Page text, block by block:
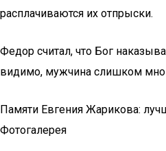
расплачиваются их отпрыски.
Федор считал, что Бог
видимо, мужчина слишком
Памяти Евгения Жарикова:
Фотогалерея